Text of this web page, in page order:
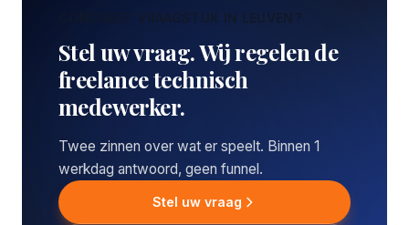
CONCREET VRAAGSTUK IN LEUVEN?
Stel uw vraag. Wij regelen de
freelance technisch
medewerker.
Twee zinnen over wat er speelt. Binnen 1
werkdag antwoord, geen funnel.
Stel uw vraag